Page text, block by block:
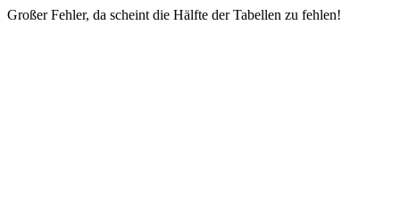
Großer Fehler, da scheint die Hälfte der Tabellen zu fehlen!